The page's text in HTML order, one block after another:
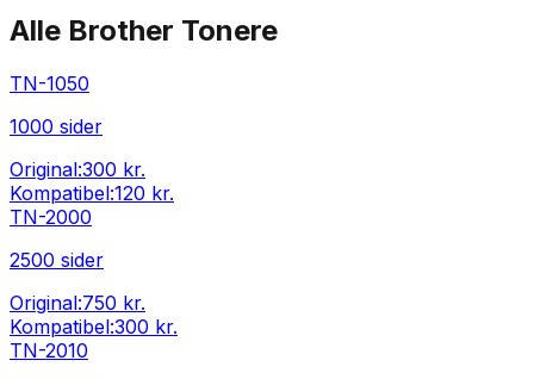
Alle Brother Tonere
TN-1050
1000 sider
Original:300 kr.
Kompatibel:120 kr.
TN-2000
2500 sider
Original:750 kr.
Kompatibel:300 kr.
TN-2010